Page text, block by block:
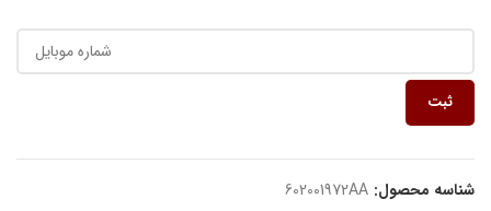
ثبت
شناسه محصول: 602001972AA